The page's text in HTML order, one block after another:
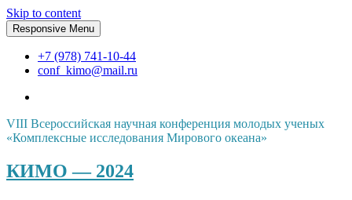
Skip to content
Responsive Menu
+7 (978) 741-10-44
conf_kimo@mail.ru
VIII Всероссийская научная конференция молодых ученых
«Комплексные исследования Мирового океана»
КИМО — 2024